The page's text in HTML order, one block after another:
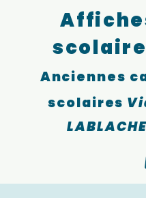
Anciennes
scolaires
LABLACHE